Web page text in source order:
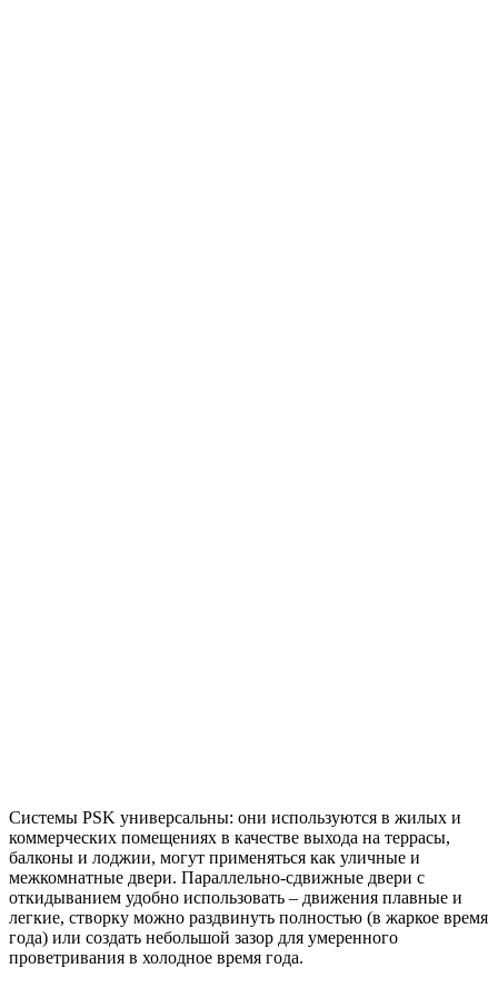
Системы PSK универсальны: они используются в жилых и
коммерческих помещениях в качестве выхода на террасы,
балконы и лоджии, могут применяться как уличные и
межкомнатные двери. Параллельно-сдвижные двери с
откидыванием удобно использовать – движения плавные и
легкие, створку можно раздвинуть полностью (в жаркое время
года) или создать небольшой зазор для умеренного
проветривания в холодное время года.